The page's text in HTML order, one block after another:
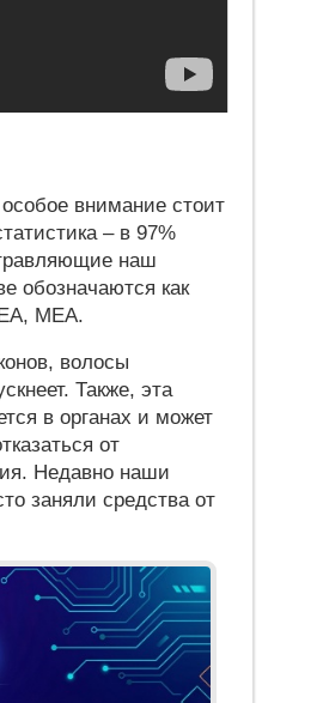
внимание стоит
– в 97%
наш
обозначаются как
МЕА.
волосы
Также, эта
в органах и может
от
Недавно наши
заняли средства от